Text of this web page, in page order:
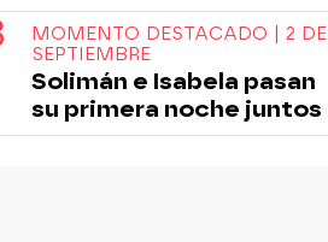
MOMENTO DESTACADO | 2 DE
SEPTIEMBRE
Solimán e Isabela pasan
su primera noche juntos